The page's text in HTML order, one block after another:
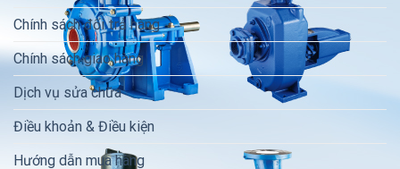
Chính sách đổi trả hàng
Chính sách giao hàng
Dịch vụ sửa chữa
Điều khoản & Điều kiện
Hướng dẫn mua hàng